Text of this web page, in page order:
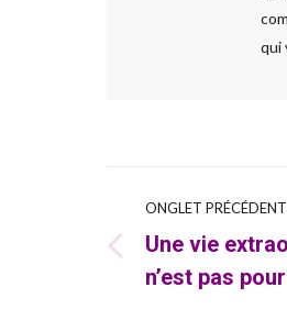
qui
Navigation
de
ONGLET PRÉCÉDENT
Onglet
précédent
Une vie
n’est pas